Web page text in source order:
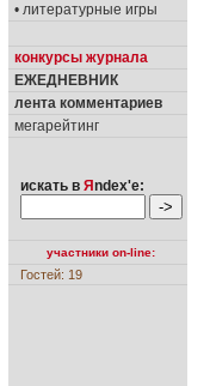
• литературные игры
конкурсы журнала
ЕЖЕДНЕВНИК
лента комментариев
мегарейтинг
искать в Я ndex'е:
участники on-line:
Гостей: 19